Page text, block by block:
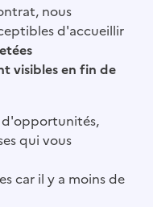
nous
d'accueillir
visibles en fin de
d'opportunités,
qui vous
car il y a moins de